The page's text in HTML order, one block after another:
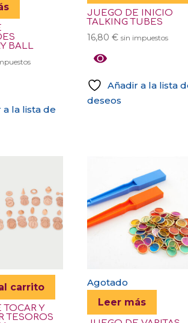
BALL
a la lista de
JUEGO DE INICIO
TALKING TUBES
16,80 € sin impuestos
Añadir a la lista
deseos
carrito
Y
TESOROS
Agotado
Leer más